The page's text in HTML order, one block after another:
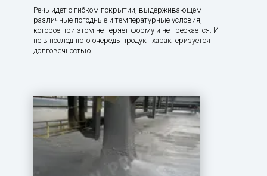
Речь идет о гибком покрытии, выдерживающем
различные погодные и температурные условия,
которое при этом не теряет форму и не трескается. И
не в последнюю очередь продукт характеризуется
долговечностью.